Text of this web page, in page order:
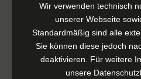
Wir verwenden technisch
unserer Webseite
Standardmäßig sind alle
Sie können diese jedoch
deaktivieren. Für weitere
unsere